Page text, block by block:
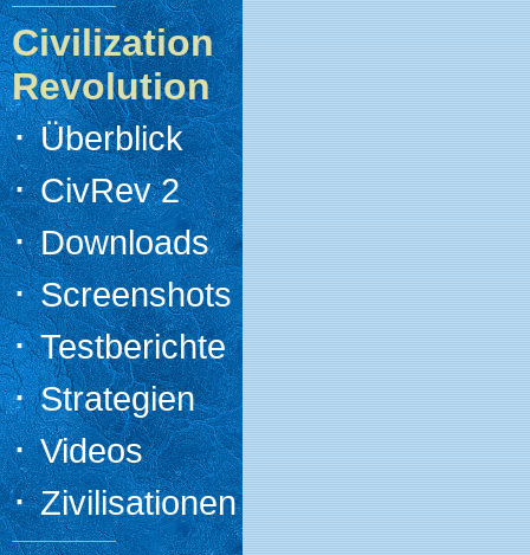
Civilization
Revolution
·Überblick
·CivRev 2
·Downloads
·Screenshots
·Testberichte
·Strategien
·Videos
·Zivilisationen